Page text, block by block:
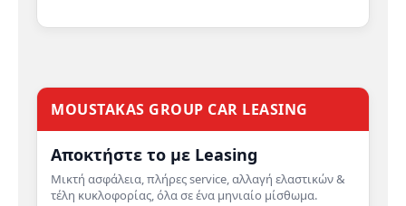
MOUSTAKAS GROUP CAR LEASING
Αποκτήστε το με Leasing
Μικτή ασφάλεια, πλήρες service, αλλαγή ελαστικών &
τέλη κυκλοφορίας, όλα σε ένα μηνιαίο μίσθωμα.